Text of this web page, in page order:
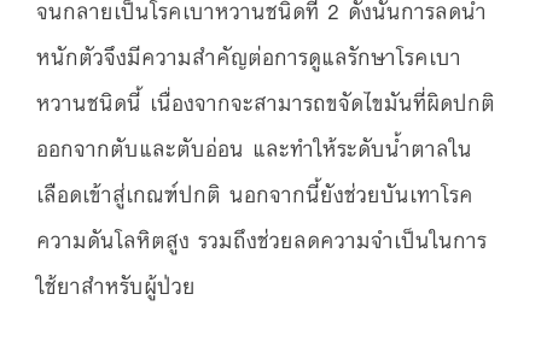
จนกลายเป็นโรคเบาหวานชนิดที่ 2 ดังนั้นการลดน้ำ
หนักตัวจึงมีความสำคัญต่อการดูแลรักษาโรคเบา
หวานชนิดนี้ เนื่องจากจะสามารถขจัดไขมันที่ผิดปกติ
ออกจากตับและตับอ่อน และทำให้ระดับน้ำตาลใน
เลือดเข้าสู่เกณฑ์ปกติ นอกจากนี้ยังช่วยบันเทาโรค
ความดันโลหิตสูง รวมถึงช่วยลดความจำเป็นในการ
ใช้ยาสำหรับผู้ป่วย